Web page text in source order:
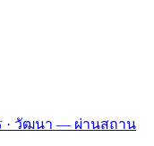
ร · วัฒนา — ผ่านสถาน